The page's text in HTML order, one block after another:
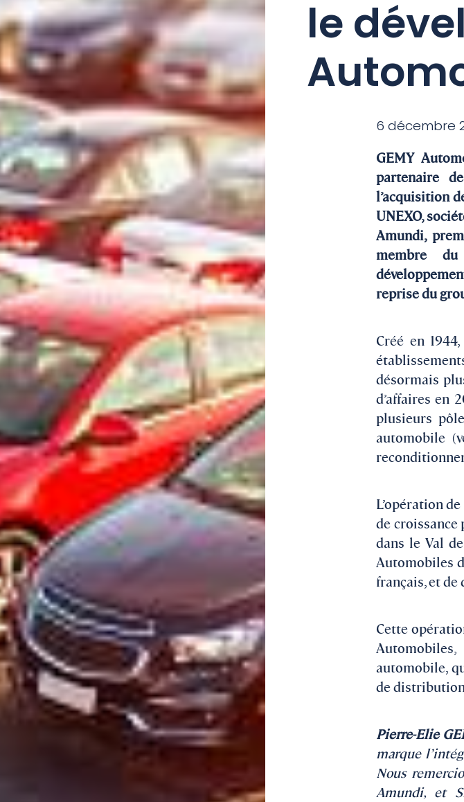
le
6 décembre
GEMY
partenaire
l’acquisition
UNEXO,
Amundi,
membre du
reprise du
Créé en
désormais
d’affaires en
plusieurs
automobile
L’opération
de croissance
dans le Val
Automobiles
français, et de
Cette
automobile,
de distribution
Pierre-Elie
marque
Nous
Amundi, et